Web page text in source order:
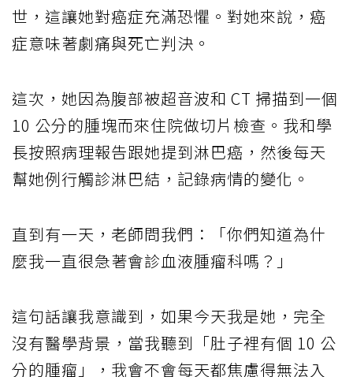
世，這讓她對癌症充滿恐懼。對她來說，癌
症意味著劇痛與死亡判決。
這次，她因為腹部被超音波和 CT 掃描到一個
10 公分的腫塊而來住院做切片檢查。我和學
長按照病理報告跟她提到淋巴癌，然後每天
幫她例行觸診淋巴結，記錄病情的變化。
直到有一天，老師問我們：「你們知道為什
麼我一直很急著會診血液腫瘤科嗎？」
這句話讓我意識到，如果今天我是她，完全
沒有醫學背景，當我聽到「肚子裡有個 10 公
分的腫瘤」，我會不會每天都焦慮得無法入